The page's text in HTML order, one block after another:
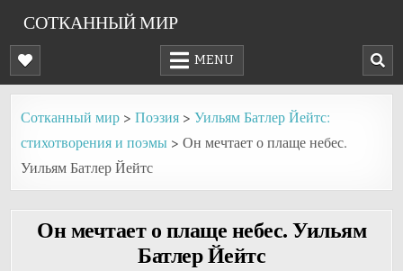
content
СОТКАННЫЙ МИР
MENU
Сотканный мир >Поэзия >Уильям Батлер Йейтс:
стихотворения и поэмы >Он мечтает о плаще небес.
Уильям Батлер Йейтс
Он мечтает о плаще небес. Уильям
Батлер Йейтс